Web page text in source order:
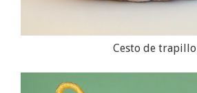
Cesto de trapillo